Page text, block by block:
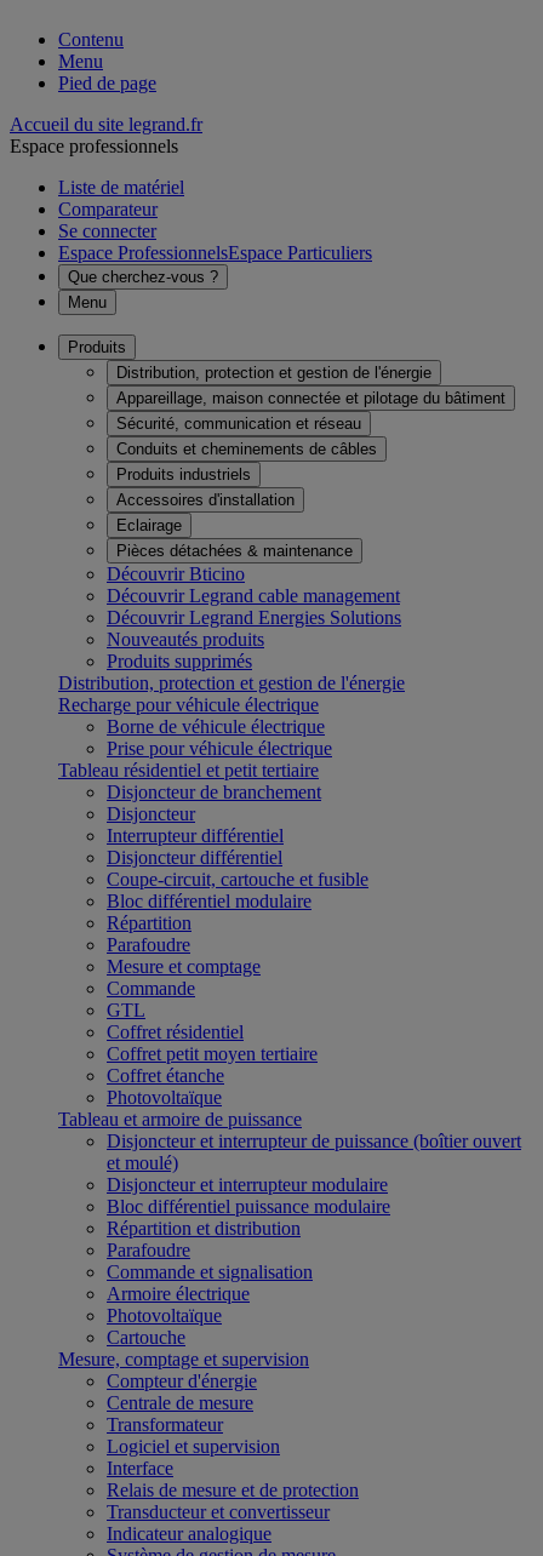
Contenu
Menu
Pied de page
Accueil du site legrand.fr
Espace professionnels
Liste de matériel
Comparateur
Se connecter
Espace ProfessionnelsEspace Particuliers
Que cherchez-vous ?
Menu
Produits
Distribution, protection et gestion de l'énergie
Appareillage, maison connectée et pilotage du bâtiment
Sécurité, communication et réseau
Conduits et cheminements de câbles
Produits industriels
Accessoires d'installation
Eclairage
Pièces détachées & maintenance
Découvrir Bticino
Découvrir Legrand cable management
Découvrir Legrand Energies Solutions
Nouveautés produits
Produits supprimés
Distribution, protection et gestion de l'énergie
Recharge pour véhicule électrique
Borne de véhicule électrique
Prise pour véhicule électrique
Tableau résidentiel et petit tertiaire
Disjoncteur de branchement
Disjoncteur
Interrupteur différentiel
Disjoncteur différentiel
Coupe-circuit, cartouche et fusible
Bloc différentiel modulaire
Répartition
Parafoudre
Mesure et comptage
Commande
GTL
Coffret résidentiel
Coffret petit moyen tertiaire
Coffret étanche
Photovoltaïque
Tableau et armoire de puissance
Disjoncteur et interrupteur de puissance (boîtier ouvert
et moulé)
Disjoncteur et interrupteur modulaire
Bloc différentiel puissance modulaire
Répartition et distribution
Parafoudre
Commande et signalisation
Armoire électrique
Photovoltaïque
Cartouche
Mesure, comptage et supervision
Compteur d'énergie
Centrale de mesure
Transformateur
Logiciel et supervision
Interface
Relais de mesure et de protection
Transducteur et convertisseur
Indicateur analogique